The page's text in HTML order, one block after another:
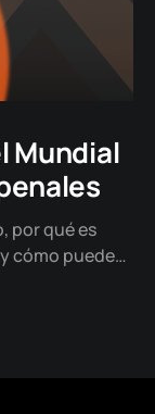
Mundial
por qué es
cómo puede